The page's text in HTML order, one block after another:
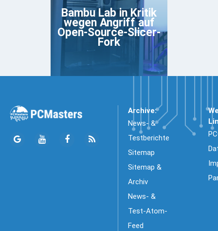
Bambu Lab in Kritik
wegen Angriff auf
Open-Source-Slicer-
Fork
Archive:
News- &
Testberichte
Sitemap
Sitemap &
Archiv
News- &
Test-Atom-
Feed